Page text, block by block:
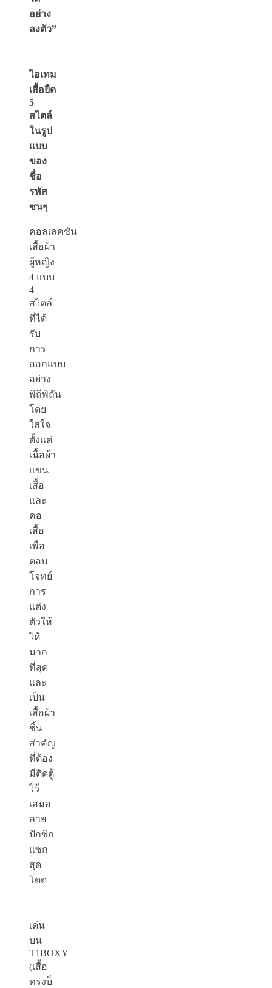
อย่าง
ลงตัว”
ไอเทม
เสื้อยืด
5
สไตล์
ในรูป
แบบ
ของ
ชื่อ
รหัส
ซนๆ
คอลเลคชัน
เสื้อผ้า
ผู้หญิง
4 แบบ
4
สไตล์
ที่ได้
รับ
การ
ออกแบบ
อย่าง
พิถีพิถัน
โดย
ใส่ใจ
ตั้งแต่
เนื้อผ้า
แขน
เสื้อ
และ
คอ
เสื้อ
เพื่อ
ตอบ
โจทย์
การ
แต่ง
ตัวให้
ได้
มาก
ที่สุด
และ
เป็น
เสื้อผ้า
ชิ้น
สำคัญ
ที่ต้อง
มีติดตู้
ไว้
เสมอ
ลาย
ปักซิก
แซก
สุด
โดด
เด่น
บน
T1BOXY
(เสื้อ
ทรงบ็